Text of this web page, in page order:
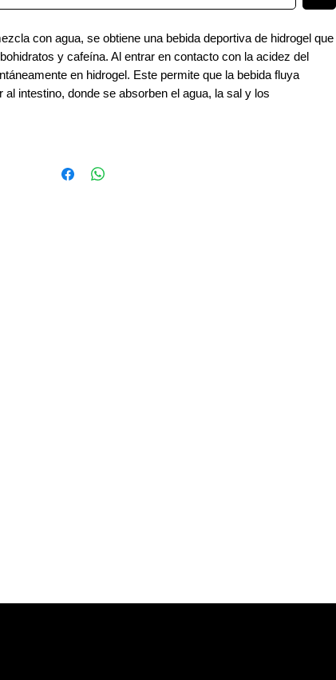
con agua, se obtiene una bebida deportiva de hidrogel que
y cafeína. Al entrar en contacto con la acidez del
en hidrogel. Este permite que la bebida fluya
intestino, donde se absorben el agua, la sal y los